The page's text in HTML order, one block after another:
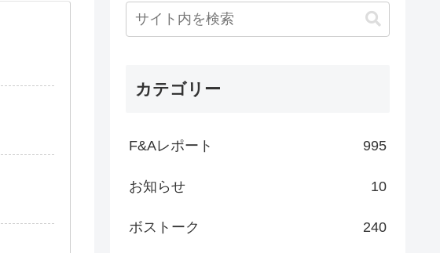
カテゴリー
F&Aレポート 995
お知らせ 10
ボストーク 240